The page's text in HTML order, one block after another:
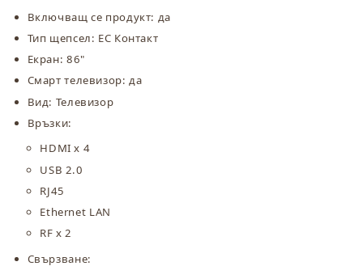
Включващ се продукт: да
Тип щепсел: ЕС Контакт
Екран: 86"
Смарт телевизор: да
Вид: Телевизор
Връзки:
HDMI x 4
USB 2.0
RJ45
Ethernet LAN
RF x 2
Свързване: